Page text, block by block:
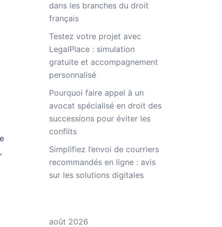
dans les branches du droit
français
Testez votre projet avec
LegalPlace : simulation
gratuite et accompagnement
personnalisé
Pourquoi faire appel à un
avocat spécialisé en droit des
successions pour éviter les
conflits
Simplifiez l’envoi de courriers
recommandés en ligne : avis
sur les solutions digitales
août 2026